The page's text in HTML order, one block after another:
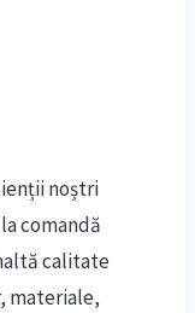
noștri
comandă
calitate
materiale,